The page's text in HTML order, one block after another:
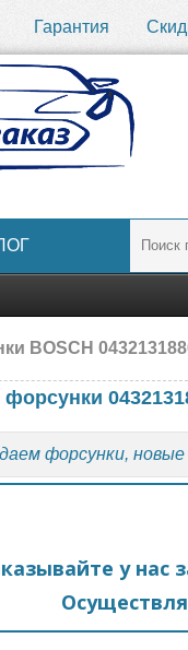
Гарантия
BOSCH
форсунки
форсунки, новые
у нас